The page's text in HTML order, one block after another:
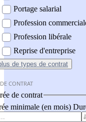
Portage salarial
Profession
Profession libérale
Reprise d'entreprise
de types de contrat
CONTRAT
de contrat
minimale (en mois)